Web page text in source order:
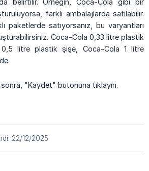
farklı ambalajlarda satılabilir.
paketlerde satıyorsanız, bu varyantları
Coca-Cola 0,33 litre plastik
litre plastik şişe, Coca-Cola 1 litre
"Kaydet" butonuna tıklayın.
22/12/2025